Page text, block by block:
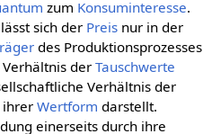
zum Konsuminteresse.
lässt sich der Preisnur in der
des Produktionsprozesses
derTauschwerte
Verhältnis der
ihrer Wertform darstellt.
einerseits durch ihre